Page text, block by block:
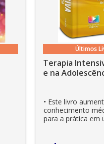
Últimos
Terapia
• Este livro
conhecimento
para a prática em